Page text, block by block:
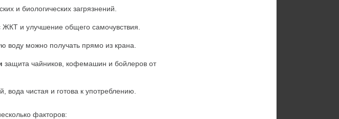
и биологических загрязнений.
и улучшение общего самочувствия.
воду можно получать прямо из крана.
защита чайников, кофемашин и бойлеров от
вода чистая и готова к употреблению.
факторов: